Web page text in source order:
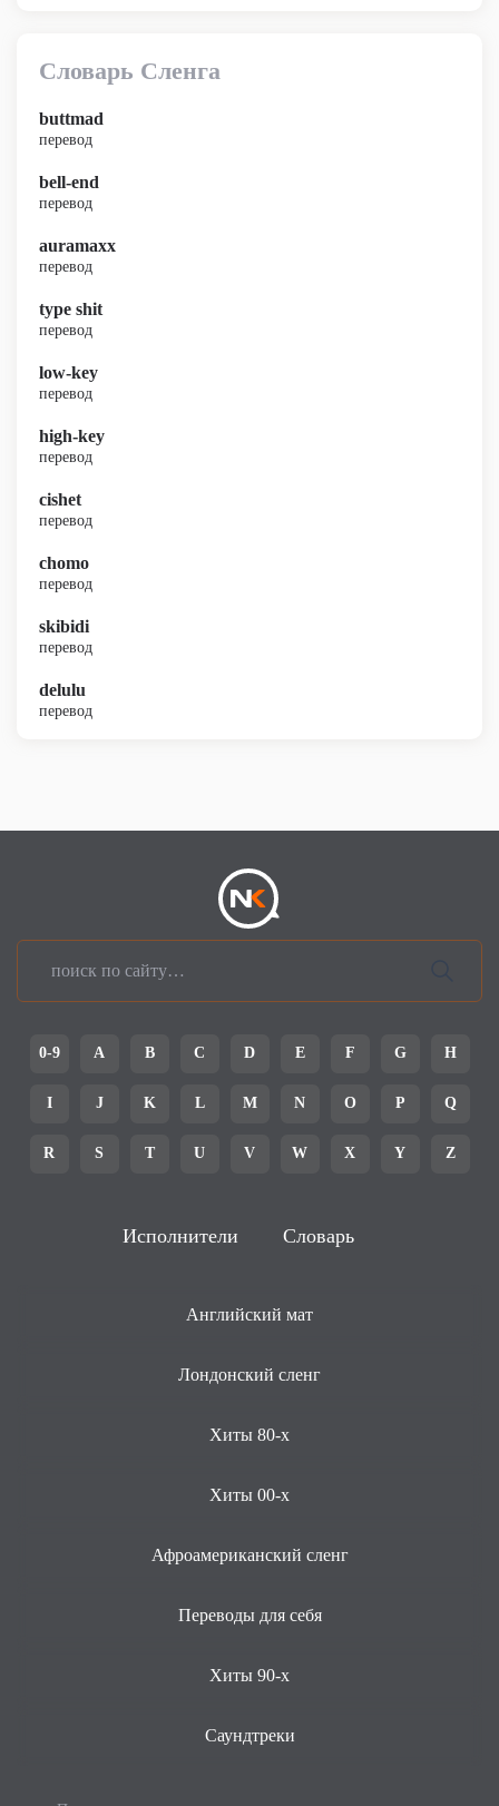
Словарь Сленга
buttmad
перевод
bell-end
перевод
auramaxx
перевод
type shit
перевод
low-key
перевод
high-key
перевод
cishet
перевод
chomo
перевод
skibidi
перевод
delulu
перевод
0-9 A B C D E F G H
I J K L M N O P Q
R S T U V W X Y Z
Исполнители Словарь
Английский мат
Лондонский сленг
Хиты 80-х
Хиты 00-х
Афроамериканский сленг
Переводы для себя
Хиты 90-х
Саундтреки